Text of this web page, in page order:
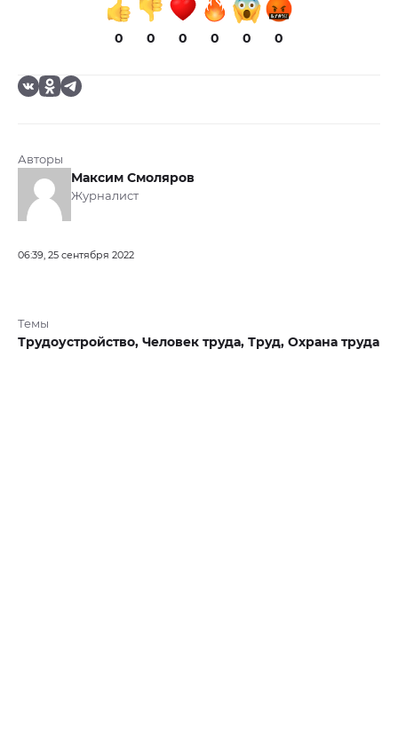
0 0 0 0 0 0
Авторы
Максим Смоляров
Журналист
06:39, 25 сентября 2022
Темы
Трудоустройство, Человек труда, Труд, Охрана труда